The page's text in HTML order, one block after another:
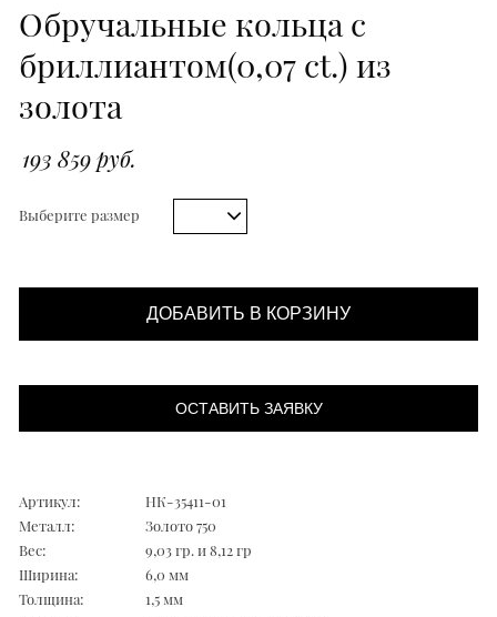
Обручальные кольца с
бриллиантом(0,07 ct.) из
золота
193 859 руб.
Выберите размер
ДОБАВИТЬ В КОРЗИНУ
ОСТАВИТЬ ЗАЯВКУ
Артикул:
НК-35411-01
Металл:
Золото 750
Вес:
9,03 гр. и 8,12 гр
Ширина:
6,0 мм
Толщина:
1,5 мм